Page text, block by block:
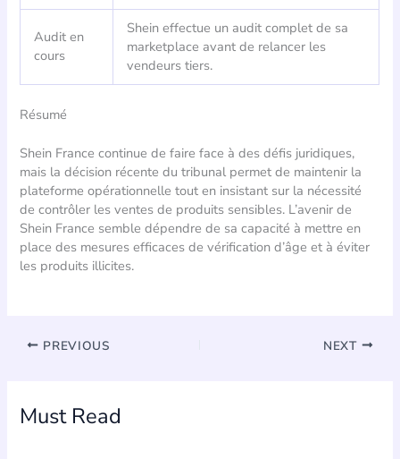
Audit en
cours
Shein effectue un audit complet de sa
marketplace avant de relancer les
vendeurs tiers.
Résumé
Shein France continue de faire face à des défis juridiques,
mais la décision récente du tribunal permet de maintenir la
plateforme opérationnelle tout en insistant sur la nécessité
de contrôler les ventes de produits sensibles. L’avenir de
Shein France semble dépendre de sa capacité à mettre en
place des mesures efficaces de vérification d’âge et à éviter
les produits illicites.
PREVIOUS NEXT
Must Read